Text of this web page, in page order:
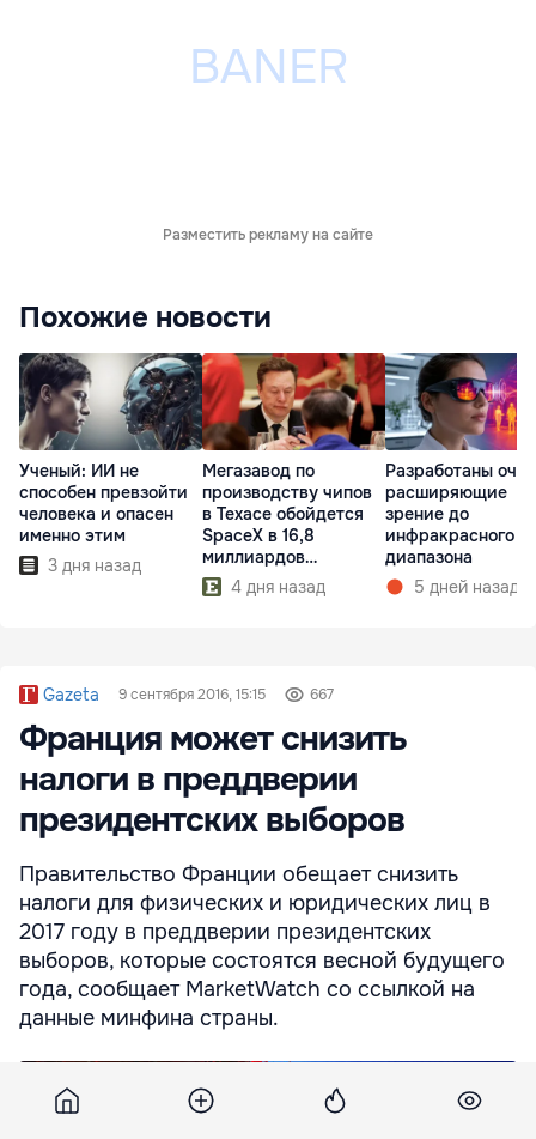
Разместить рекламу на сайте
Похожие новости
Ученый: ИИ не
способен превзойти
человека и опасен
именно этим
3 дня назад
Мегазавод по
производству чипов
в Техасе обойдется
SpaceX в 16,8
миллиардов
долларов
4 дня назад
Разработаны
расширяющие
зрение до
инфракрасного
диапазона
5 дней назад
Gazeta 9 сентября 2016, 15:15 667
Франция может снизить
налоги в преддверии
президентских выборов
Правительство Франции обещает снизить
налоги для физических и юридических лиц в
2017 году в преддверии президентских
выборов, которые состоятся весной будущего
года, сообщает MarketWatch со ссылкой на
данные минфина страны.